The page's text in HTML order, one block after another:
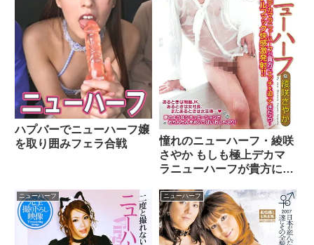
ハプバーでニューハーフ嬢
を取り囲みフェラ合戦
憧れのニューハーフ・綾咲
さやか もしも極上デカマ
ラニューハーフが貴方にエ
厚アナルファック快感激発
射！！
ニューハーフ ニューハーフ